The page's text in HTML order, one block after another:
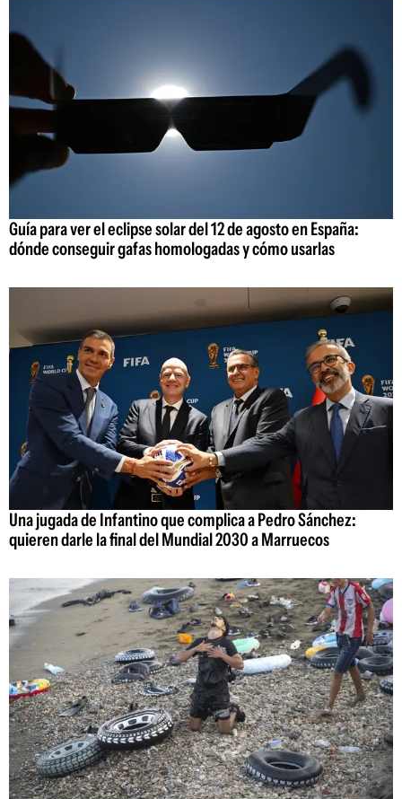
Guía para ver el eclipse solar del 12 de agosto en España:
dónde conseguir gafas homologadas y cómo usarlas
Una jugada de Infantino que complica a Pedro Sánchez:
quieren darle la final del Mundial 2030 a Marruecos